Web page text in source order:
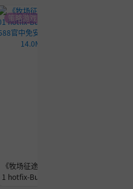
《牧场征途》v0.6.0
1 hotfix-Build 2458
策略游戏